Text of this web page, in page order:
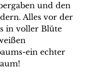
und den
Alles vor der
in voller Blüte
ein echter